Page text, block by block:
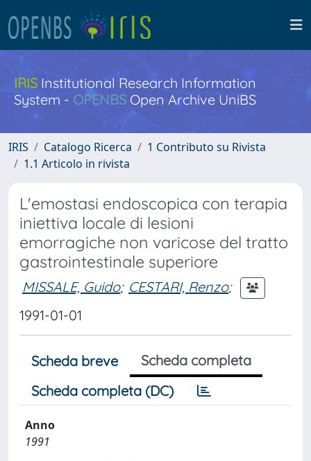
IRISInstitutional Research Information
System - OPENBS Open Archive UniBS
IRIS Catalogo Ricerca
1 Contributo su Rivista
1.1 Articolo in rivista
L'emostasi endoscopica con terapia
iniettiva locale di lesioni
emorragiche non varicose del tratto
gastrointestinale superiore
MISSALE, Guido; CESTARI, Renzo;
1991-01-01
Scheda breve
Scheda completa
Scheda completa (DC)
Anno
1991